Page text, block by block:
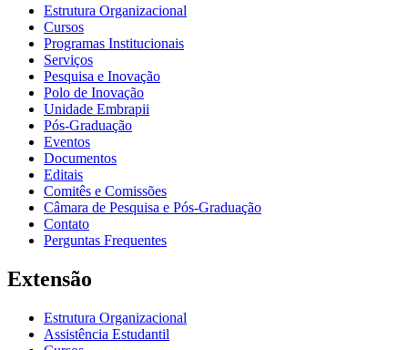
Estrutura Organizacional
Cursos
Programas Institucionais
Serviços
Pesquisa e Inovação
Polo de Inovação
Unidade Embrapii
Pós-Graduação
Eventos
Documentos
Editais
Comitês e Comissões
Câmara de Pesquisa e Pós-Graduação
Contato
Perguntas Frequentes
Extensão
Estrutura Organizacional
Assistência Estudantil